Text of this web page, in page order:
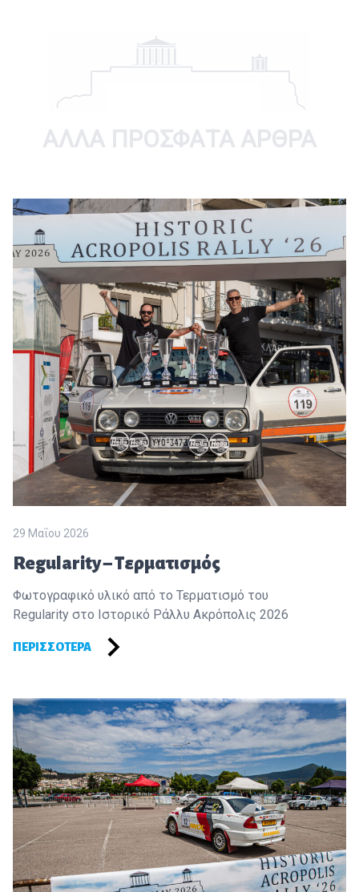
ΑΛΛΑ ΠΡΟΣΦΑΤΑ ΑΡΘΡΑ
29 Μαΐου 2026
Regularity – Τερματισμός
Φωτογραφικό υλικό από το Τερματισμό του
Regularity στο Ιστορικό Ράλλυ Ακρόπολις 2026
ΠΕΡΙΣΣΌΤΕΡΑ